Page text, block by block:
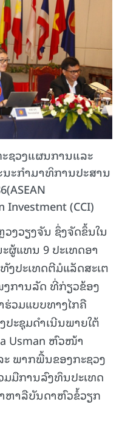
ຊວງແຜນການແລະ
ະກໍາມາທິການປະສານ
Investment (CCI)
ງວຽງຈັນ ຊຶ່ງຈັດຂຶ້ນໃນ
ຜູ້ແທນ 9 ປະເທດອາ
ງປະເທດຕີມໍແລັດສະເຕ
ງການລັດ ທີ່ກ່ຽວຂ້ອງ
ຮ່ວມແບບທາງໄກຄື
ປະຊຸມດຳເນີນພາຍໃຕ້
Usman ຫົວໜ້າ
ພາກພື້ນຂອງກະຊວງ
ມືການລົງທຶນປະເທດ
າຫາລືບັນດາຫົວຂໍ້ວຽກ